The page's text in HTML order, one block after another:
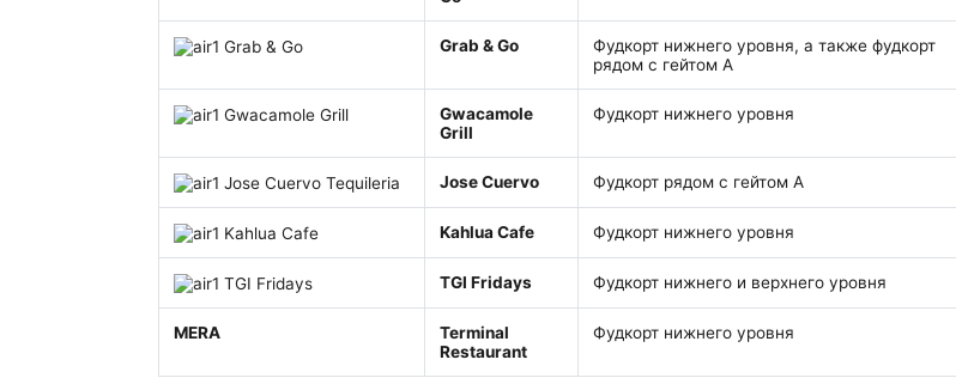
Grab & Go
Фудкорт нижнего уровня, а также фудкорт
рядом с гейтом A
Gwacamole
Grill
Фудкорт нижнего уровня
Jose Cuervo Фудкорт рядом с гейтом A
Kahlua Cafe Фудкорт нижнего уровня
TGI Fridays Фудкорт нижнего и верхнего уровня
MERA
Terminal
Restaurant
Фудкорт нижнего уровня